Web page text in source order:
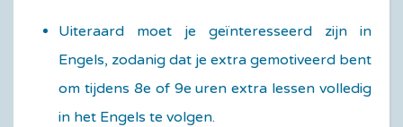
Uiteraard moet je geïnteresseerd zijn in
Engels, zodanig dat je extra gemotiveerd bent
om tijdens 8e of 9e uren extra lessen volledig
in het Engels te volgen.